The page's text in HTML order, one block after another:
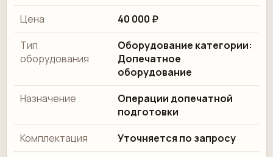
Цена
40 000 ₽
Тип
оборудования
Оборудование категории:
Допечатное
оборудование
Назначение
Операции допечатной
подготовки
Комплектация
Уточняется по запросу